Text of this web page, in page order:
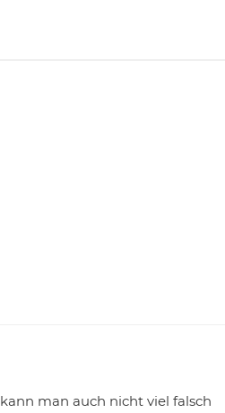
man auch nicht viel falsch